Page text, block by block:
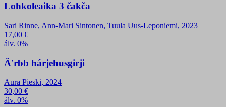
Lohkoleaika 3 čakča
Sari Rinne, Ann-Mari Sintonen, Tuula Uus-Leponiemi, 2023
17,00 €
álv. 0%
Äʹrbb hárjehusgirji
Aura Pieski, 2024
30,00 €
álv. 0%